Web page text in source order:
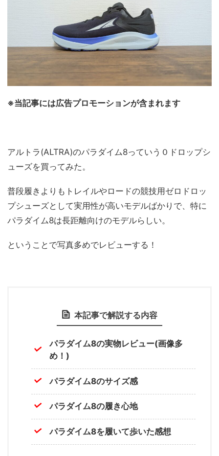
※当記事には広告プロモーションが含まれます
アルトラ(ALTRA)のパラダイム8っていう０ドロップシ
ューズを買ってみた。
普段履きよりもトレイルやロードの競技用ゼロドロッ
プシューズとして実用性が高いモデルばかりで、特に
パラダイム8は長距離向けのモデルらしい。
ということで写真多めでレビューする！
本記事で解説する内容
パラダイム8の実物レビュー(画像多
め！)
パラダイム8のサイズ感
パラダイム8の履き心地
パラダイム8を履いて歩いた感想